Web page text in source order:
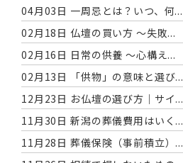
04月03日 一周忌とは？いつ、何...
02月18日 仏壇の買い方 〜失敗...
02月16日 日常の供養 〜心構え...
02月13日
「供物」の意味と選び...
12月23日 お仏壇の選び方｜サイ...
11月30日 新潟の葬儀費用はいく...
11月28日 葬儀保険（事前積立）...